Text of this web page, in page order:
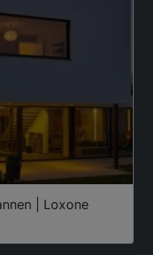
| Loxone